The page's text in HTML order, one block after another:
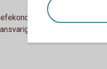
tfn +46 73 094 29 56
tfn 076-534 66 12